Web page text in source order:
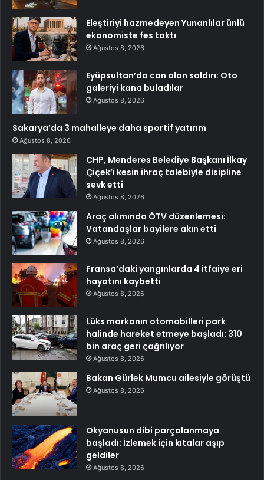
Eleştiriyi hazmedeyen Yunanlılar ünlü
ekonomiste fes taktı
Ağustos 8, 2026
Eyüpsultan’da can alan saldırı: Oto
galeriyi kana buladılar
Ağustos 8, 2026
Sakarya’da 3 mahalleye daha sportif yatırım
Ağustos 8, 2026
CHP, Menderes Belediye Başkanı İlkay
Çiçek’i kesin ihraç talebiyle disipline
sevk etti
Ağustos 8, 2026
Araç alımında ÖTV düzenlemesi:
Vatandaşlar bayilere akın etti
Ağustos 8, 2026
Fransa’daki yangınlarda 4 itfaiye eri
hayatını kaybetti
Ağustos 8, 2026
Lüks markanın otomobilleri park
halinde hareket etmeye başladı: 310
bin araç geri çağrılıyor
Ağustos 8, 2026
Bakan Gürlek Mumcu ailesiyle görüştü
Ağustos 8, 2026
Okyanusun dibi parçalanmaya
başladı: İzlemek için kıtalar aşıp
geldiler
Ağustos 8, 2026